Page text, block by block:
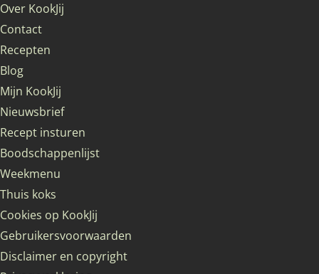
Over KookJij
Contact
Recepten
Blog
Mijn KookJij
Nieuwsbrief
Recept insturen
Boodschappenlijst
Weekmenu
Thuis koks
Cookies op KookJij
Gebruikersvoorwaarden
Disclaimer en copyright